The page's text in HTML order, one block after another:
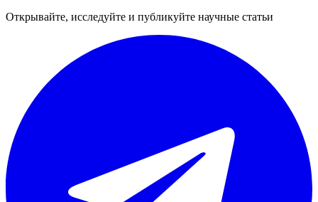
Открывайте, исследуйте и публикуйте научные статьи